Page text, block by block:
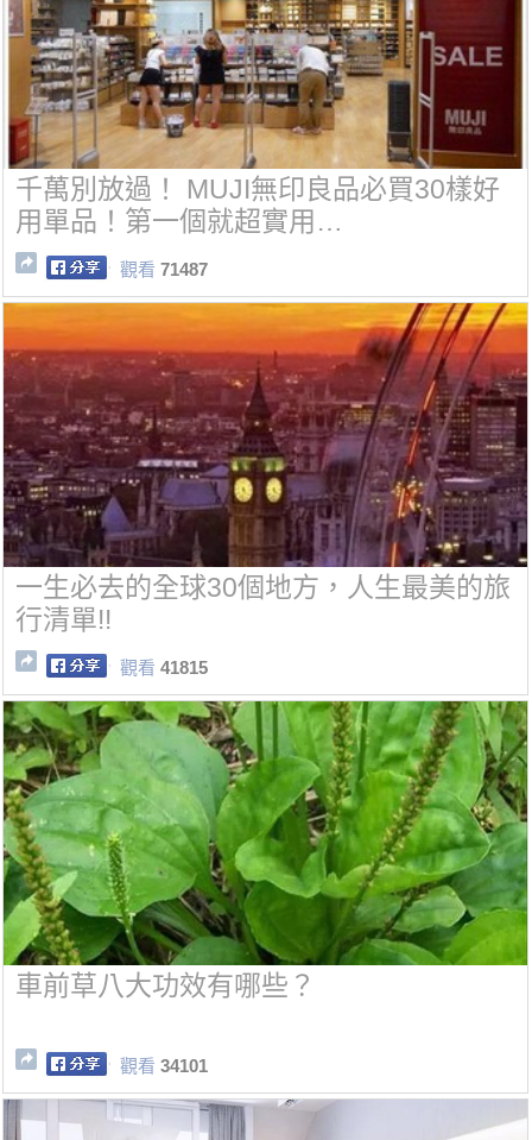
千萬別放過！ MUJI無印良品必買30樣好
用單品！第一個就超實用…
觀看 71487
一生必去的全球30個地方，人生最美的旅
行清單!!
觀看 41815
車前草八大功效有哪些？
觀看 34101